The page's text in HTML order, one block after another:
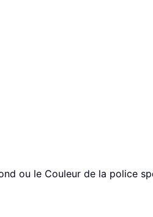
ou le Couleur de la police